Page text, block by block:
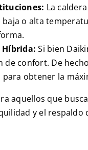
La
baja o alta
Si bien
de confort. De
obtener la
aquellos que
y el